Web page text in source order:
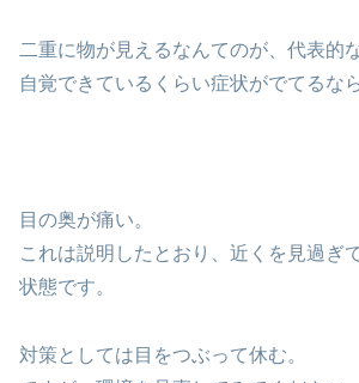
二重に物が見えるなんてのが、代表的
自覚できているくらい症状がでてるな
目の奥が痛い。
これは説明したとおり、近くを見過ぎ
状態です。
対策としては目をつぶって休む。